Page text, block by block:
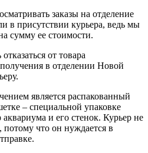
заказы на отделение
присутствии курьера, ведь мы
сумму ее стоимости.
от товара
в отделении Новой
является распакованный
– специальной упаковке
и его стенок. Курьер не
потому что он нуждается в